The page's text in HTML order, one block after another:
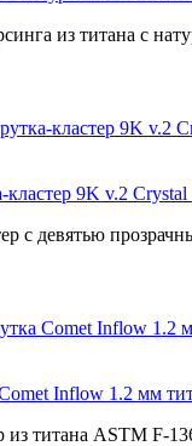
из титана с
9K v.2
с девятью
Inflow 1.2 мм
из титана ASTM F-